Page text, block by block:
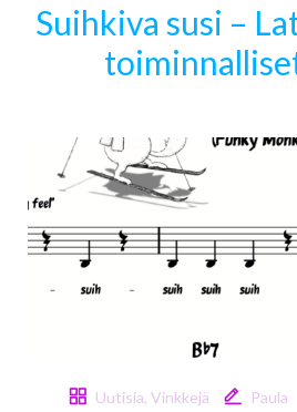
Suihkiva susi –
Uutisia, Vinkkejä Paula